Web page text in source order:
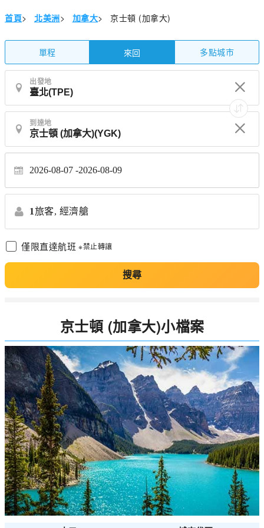
首頁> 北美洲> 加拿大> 京士頓 (加拿大)
單程 來回 多點城市
出發地
到達地
2026-08-07 2026-08-09
1旅客, 經濟艙
僅限直達航班 ※禁止轉讓
搜尋
京士頓 (加拿大)小檔案